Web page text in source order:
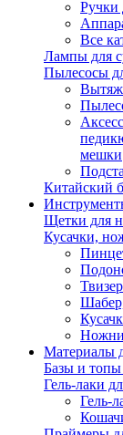
Ручки
Все
Лампы для
Пылесосы
мешки
Китайский
Щетки для
Кусачки,
Материалы
Базы и топы
Гель-лаки
Гель-